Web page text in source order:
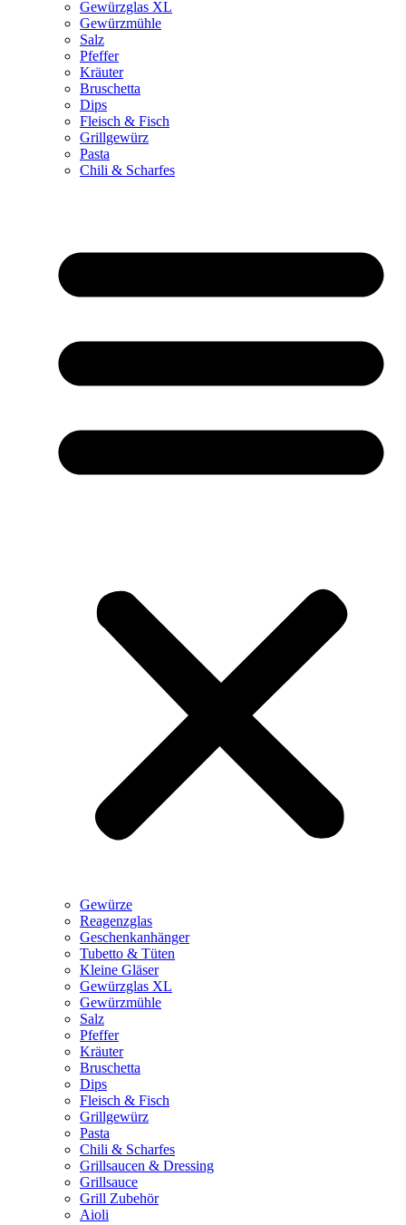
Gewürzglas XL
Gewürzmühle
Salz
Pfeffer
Kräuter
Bruschetta
Dips
Fleisch & Fisch
Grillgewürz
Pasta
Chili & Scharfes
Gewürze
Reagenzglas
Geschenkanhänger
Tubetto & Tüten
Kleine Gläser
Gewürzglas XL
Gewürzmühle
Salz
Pfeffer
Kräuter
Bruschetta
Dips
Fleisch & Fisch
Grillgewürz
Pasta
Chili & Scharfes
Grillsaucen & Dressing
Grillsauce
Grill Zubehör
Aioli